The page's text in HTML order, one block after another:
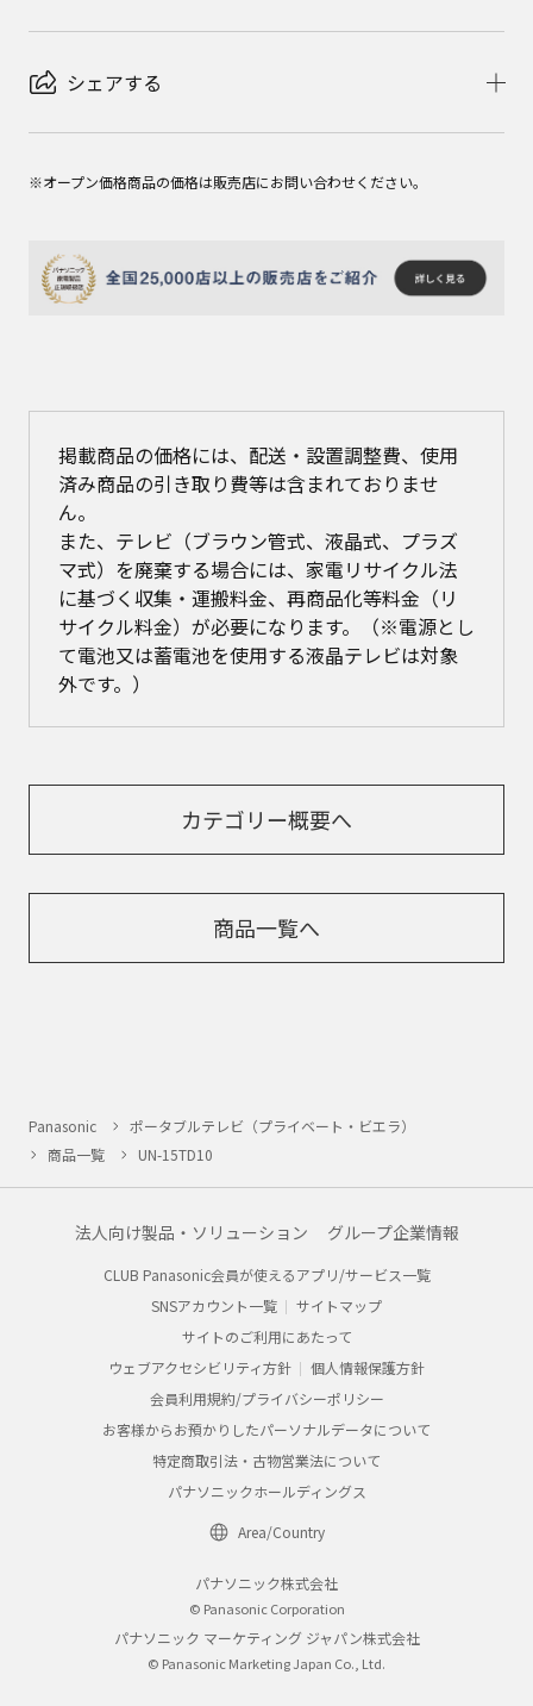
シェアする
※オープン価格商品の価格は販売店にお問い合わせください。
掲載商品の価格には、配送・設置調整費、使用
済み商品の引き取り費等は含まれておりませ
ん。
また、テレビ（ブラウン管式、液晶式、プラズ
マ式）を廃棄する場合には、家電リサイクル法
に基づく収集・運搬料金、再商品化等料金（リ
サイクル料金）が必要になります。（※電源とし
て電池又は蓄電池を使用する液晶テレビは対象
外です。）
カテゴリー概要へ
商品一覧へ
Panasonic
ポータブルテレビ（プライベート・ビエラ）
商品一覧
UN-15TD10
法人向け製品・ソリューション グループ企業情報
CLUB Panasonic会員が使えるアプリ/サービス一覧
SNSアカウント一覧
サイトマップ
サイトのご利用にあたって
ウェブアクセシビリティ方針
個人情報保護方針
会員利用規約/プライバシーポリシー
お客様からお預かりしたパーソナルデータについて
特定商取引法・古物営業法について
パナソニックホールディングス
Area/Country
パナソニック株式会社
© Panasonic Corporation
パナソニック マーケティング ジャパン株式会社
© Panasonic Marketing Japan Co., Ltd.